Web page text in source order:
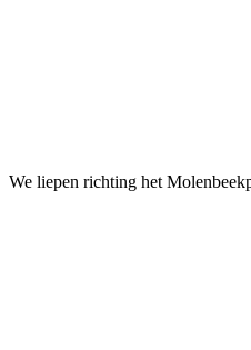
We liepen richting het